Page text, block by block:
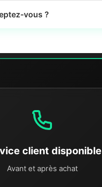
vous ?
client disponible
Avant et après achat